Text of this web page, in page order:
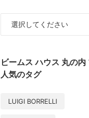
ビームス ハウス 丸の内
人気のタグ
LUIGI BORRELLI